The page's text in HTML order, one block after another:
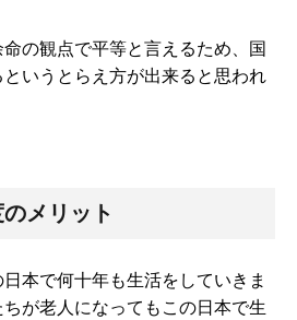
の観点で平等と言えるため、国
いうとらえ方が出来ると思われ
メリット
本で何十年も生活をしていきま
が老人になってもこの日本で生